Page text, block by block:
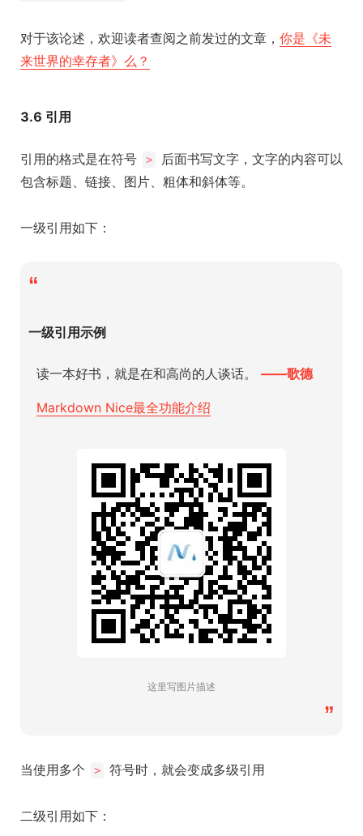
对于该论述，欢迎读者查阅之前发过的文章， 你是《未
来世界的幸存者》么？
3.6 引用
引用的格式是在符号 >
后面书写文字，文字的内容可以
包含标题、链接、图片、粗体和斜体等。
一级引用如下：
“
一级引用示例
读一本好书，就是在和高尚的人谈话。 ——歌德
Markdown Nice最全功能介绍
这里写图片描述
”
当使用多个 > 符号时，就会变成多级引用
二级引用如下：